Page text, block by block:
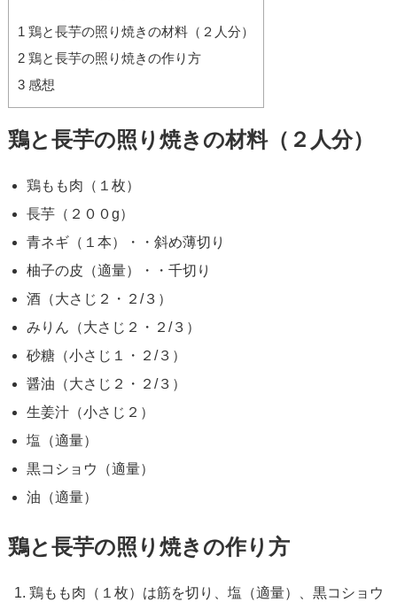
1 鶏と長芋の照り焼きの材料（２人分）
2鶏と長芋の照り焼きの作り方
3感想
鶏と長芋の照り焼きの材料（２人分）
鶏もも肉（１枚）
長芋（２００g）
青ネギ（１本）・・斜め薄切り
柚子の皮（適量）・・千切り
酒（大さじ２・２/３）
みりん（大さじ２・２/３）
砂糖（小さじ１・２/３）
醤油（大さじ２・２/３）
生姜汁（小さじ２）
塩（適量）
黒コショウ（適量）
油（適量）
鶏と長芋の照り焼きの作り方
鶏もも肉（１枚）は筋を切り、塩（適量）、黒コショウ